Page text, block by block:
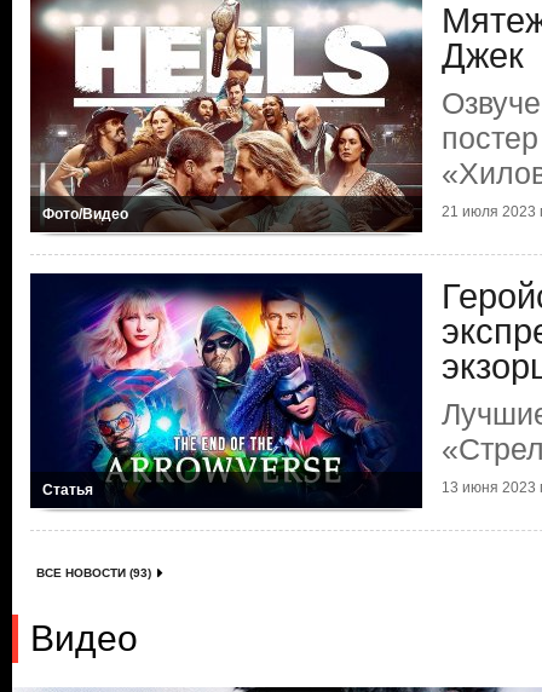
Фото/Видео
Джек
21 июля 2023
Статья 13 июня 2023
ВСЕ НОВОСТИ (93)
Видео